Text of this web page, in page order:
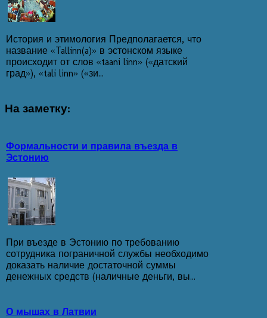
История и этимология Предполагается, что
название «Tallinn(a)» в эстонском языке
происходит от слов «taani linn» («датский
град»), «tali linn» («зи...
На заметку:
Формальности и правила въезда в
Эстонию
При въезде в Эстонию по требованию
сотрудника пограничной службы необходимо
доказать наличие достаточной суммы
денежных средств (наличные деньги, вы...
О мышах в Латвии